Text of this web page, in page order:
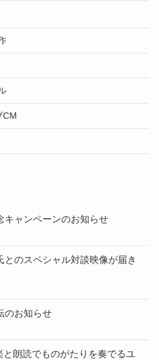
CM
キャンペーンのお知らせ
とのスペシャル対談映像が届き
のお知らせ
と朗読でものがたりを奏でるユ